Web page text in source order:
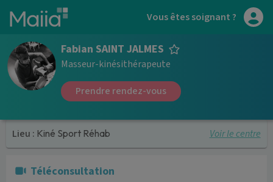
Aller au contenu principal Vous êtes soignant ?
Fabian SAINT JALMES
Masseur-kinésithérapeute
Prendre rendez-vous
Lieu : Kiné Sport Réhab Voir le centre
Téléconsultation